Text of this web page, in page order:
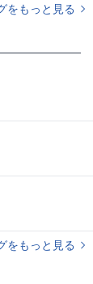
をもっと見る
をもっと見る